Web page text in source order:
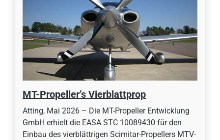
MT-Propeller’s Vierblattprop
Atting, Mai 2026 – Die MT-Propeller Entwicklung
GmbH erhielt die EASA STC 10089430 für den
Einbau des vierblättrigen Scimitar-Propellers MTV-